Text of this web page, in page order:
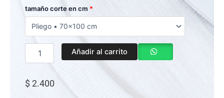
tamaño corte en cm *
Burano
Acqua
Camoscio
90
Pliego
Añadir al carrito
$ 2.400